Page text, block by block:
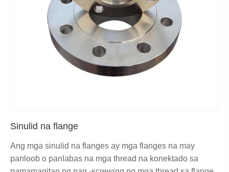
Sinulid na flange
Ang mga sinulid na flanges ay mga flanges na may
panloob o panlabas na mga thread na konektado sa